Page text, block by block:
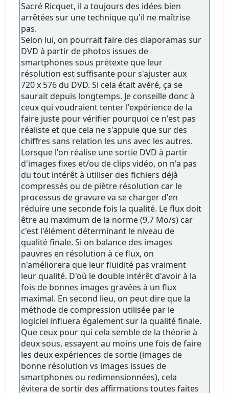
Sacré Ricquet, il a toujours des idées bien
arrêtées sur une technique qu'il ne maîtrise
pas.
Selon lui, on pourrait faire des diaporamas sur
DVD à partir de photos issues de
smartphones sous prétexte que leur
résolution est suffisante pour s'ajuster aux
720 x 576 du DVD. Si cela était avéré, ça se
saurait depuis longtemps. Je conseille donc à
ceux qui voudraient tenter l'expérience de la
faire juste pour vérifier pourquoi ce n'est pas
réaliste et que cela ne s'appuie que sur des
chiffres sans relation les uns avec les autres.
Lorsque l'on réalise une sortie DVD à partir
d'images fixes et/ou de clips vidéo, on n'a pas
du tout intérêt à utiliser des fichiers déjà
compressés ou de piètre résolution car le
processus de gravure va se charger d'en
réduire une seconde fois la qualité. Le flux doit
être au maximum de la norme (9,7 Mo/s) car
c'est l'élément déterminant le niveau de
qualité finale. Si on balance des images
pauvres en résolution à ce flux, on
n'améliorera que leur fluidité pas vraiment
leur qualité. D'où le double intérêt d'avoir à la
fois de bonnes images gravées à un flux
maximal. En second lieu, on peut dire que la
méthode de compression utilisée par le
logiciel influera également sur la qualité finale.
Que ceux pour qui cela semble de la théorie à
deux sous, essayent au moins une fois de faire
les deux expériences de sortie (images de
bonne résolution vs images issues de
smartphones ou redimensionnées), cela
évitera de sortir des affirmations toutes faites